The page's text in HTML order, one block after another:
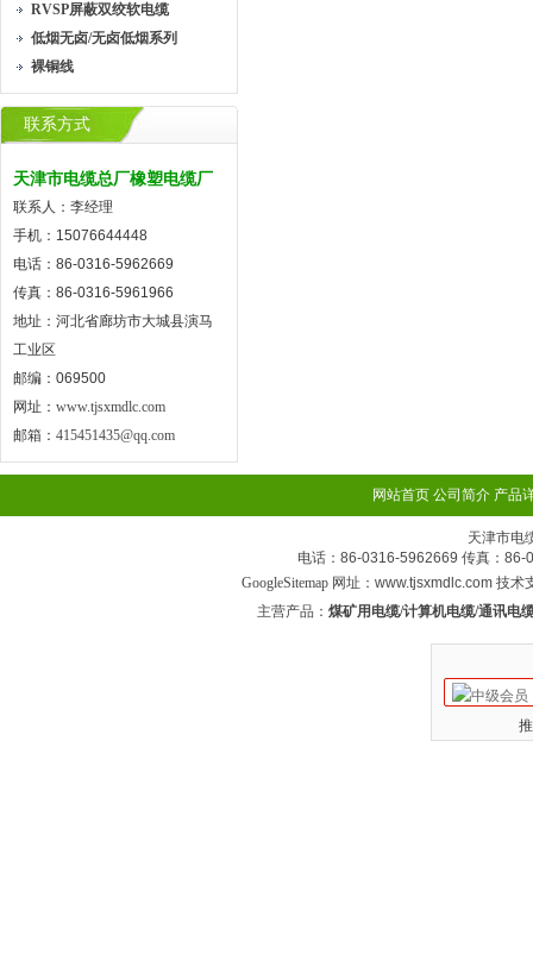
RVSP屏蔽双绞软电缆
低烟无卤/无卤低烟系列
裸铜线
联系方式
天津市电缆总厂橡塑电缆厂
联系人：李经理
手机：15076644448
电话：86-0316-5962669
传真：86-0316-5961966
地址：河北省廊坊市大城县演马
工业区
邮编：069500
网址： www.tjsxmdlc.com
邮箱： 415451435@qq.com
网站首页 公司简介 产品
天津市电
电话：86-0316-5962669 传真：86-
GoogleSitemap网址：www.tjsxmdlc.com 技术
主营产品： 煤矿用电缆/计算机电缆/通讯电